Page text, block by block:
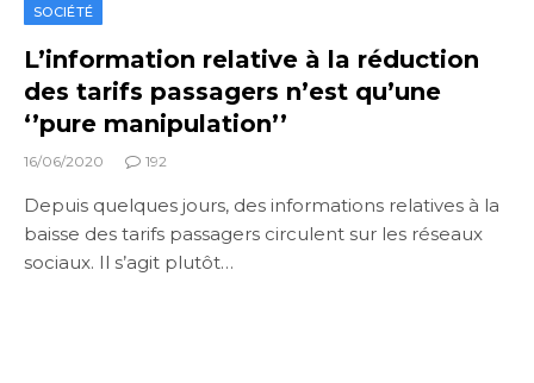
SOCIÉTÉ
L’information relative à la réduction
des tarifs passagers n’est qu’une
‘’pure manipulation’’
16/06/2020 192
Depuis quelques jours, des informations relatives à la
baisse des tarifs passagers circulent sur les réseaux
sociaux. Il s’agit plutôt…